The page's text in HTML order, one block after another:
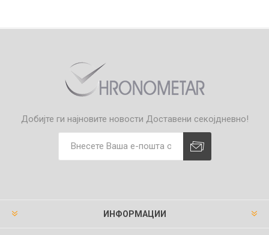
Добијте ги најновите новости Доставени секојдневно!
ИНФОРМАЦИИ